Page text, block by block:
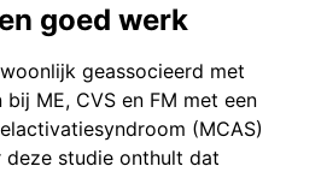
goed werk
geassocieerd met
ME, CVS en FM met een
(MCAS)
studie onthult dat